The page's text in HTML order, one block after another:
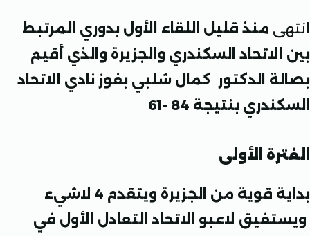
منذ قليل اللقاء الأول بدوري المرتبط
السكندري والجزيرة والذي أقيم
الدكتور كمال شلبي بفوز نادي الاتحاد
بنتيجة 84 -61
الأولى
بداية قوية من الجزيرة ويتقدم 4 لاشيء
لاعبو الاتحاد التعادل الأول في